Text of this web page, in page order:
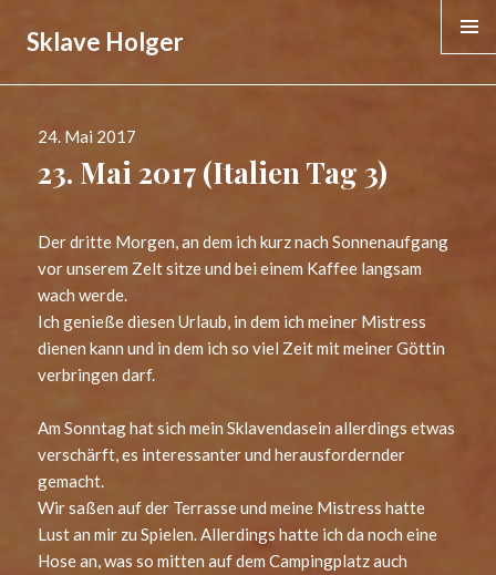
Sklave Holger
Veröffentlicht
24. Mai 2017
23. Mai 2017 (Italien Tag 3)
Der dritte Morgen, an dem ich kurz nach Sonnenaufgang
vor unserem Zelt sitze und bei einem Kaffee langsam
wach werde.
Ich genieße diesen Urlaub, in dem ich meiner Mistress
dienen kann und in dem ich so viel Zeit mit meiner Göttin
verbringen darf.
Am Sonntag hat sich mein Sklavendasein allerdings etwas
verschärft, es interessanter und herausfordernder
gemacht.
Wir saßen auf der Terrasse und meine Mistress hatte
Lust an mir zu Spielen. Allerdings hatte ich da noch eine
Hose an, was so mitten auf dem Campingplatz auch